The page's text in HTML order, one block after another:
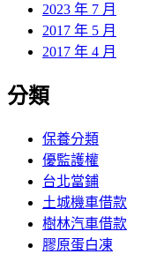
2023 年 7 月
2017 年 5 月
2017 年 4 月
分類
保養分類
優監護權
台北當鋪
土城機車借款
樹林汽車借款
膠原蛋白凍